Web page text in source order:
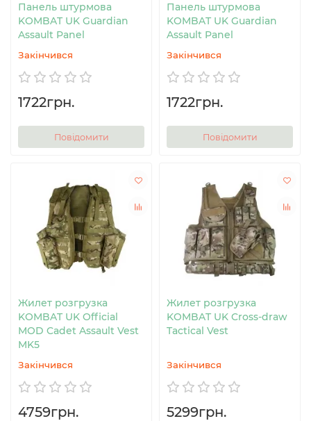
Панель штурмова
KOMBAT UK Guardian
Assault Panel
Закінчився
1722грн.
Повідомити
Панель штурмова
KOMBAT UK Guardian
Assault Panel
Закінчився
1722грн.
Повідомити
Жилет розгрузка
KOMBAT UK Official
MOD Cadet Assault Vest
MK5
Закінчився
4759грн.
Жилет розгрузка
KOMBAT UK Cross-draw
Tactical Vest
Закінчився
5299грн.